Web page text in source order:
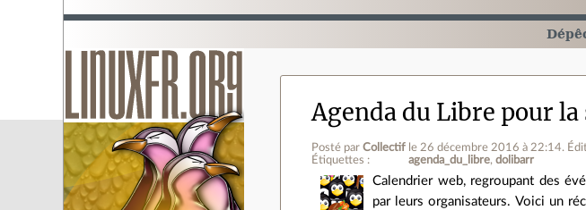
Agenda du Libre pour la
Posté parCollectif le 26 décembre 2016 à 22:14.
Étiquettes :
agenda_du_libre dolibarr
Calendrier web, regroupant des
par leurs organisateurs. Voici un